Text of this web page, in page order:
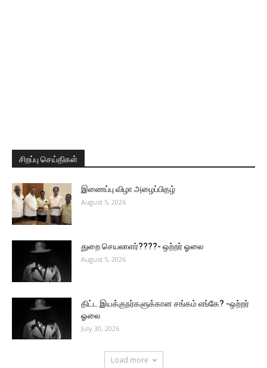
சிறப்பு செய்திகள்
இணைப்பு விழா அழைப்பிதழ்
August 5, 2026
துறை செயலாளர்????- ஒற்றர் ஓலை
August 5, 2026
திட்ட இயக்குநர்களுக்கான சங்கம் எங்கே? -ஒற்றர்
ஓலை
July 30, 2026
Load more